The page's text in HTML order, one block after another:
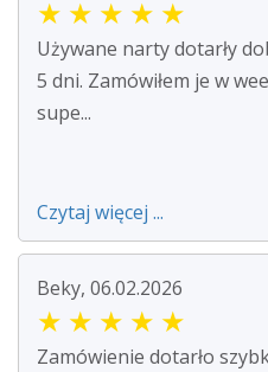
★ ★ ★ ★ ★
Używane narty dotarły
5 dni. Zamówiłem je w
supe...
Czytaj więcej ...
Beky, 06.02.2026
★ ★ ★ ★ ★
Zamówienie dotarło